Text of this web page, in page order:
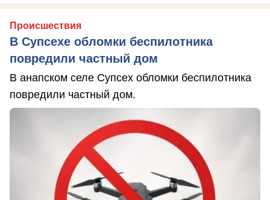
Происшествия
В Супсехе обломки беспилотника
повредили частный дом
В анапском селе Супсех обломки беспилотника
повредили частный дом.